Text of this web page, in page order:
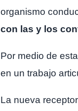
organismo
con las y los
Por medio de
en un trabajo
La nueva